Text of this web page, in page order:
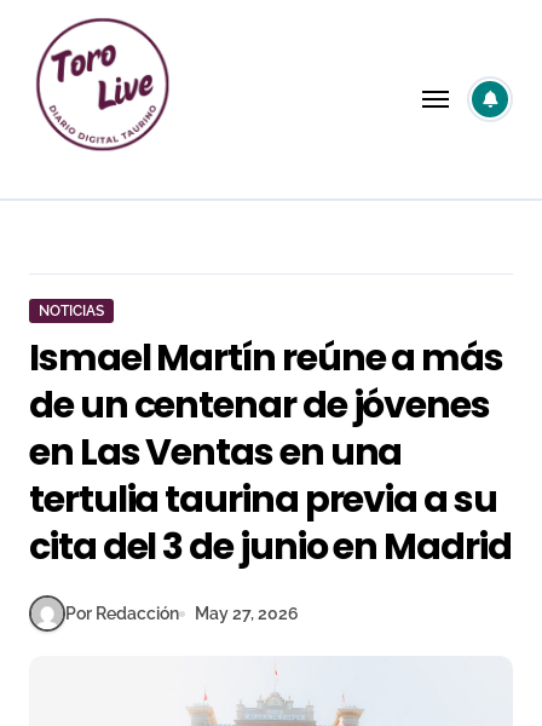
contenido
NOTICIAS
Ismael Martín reúne a más
de un centenar de jóvenes
en Las Ventas en una
tertulia taurina previa a su
cita del 3 de junio en Madrid
Por Redacción May 27, 2026